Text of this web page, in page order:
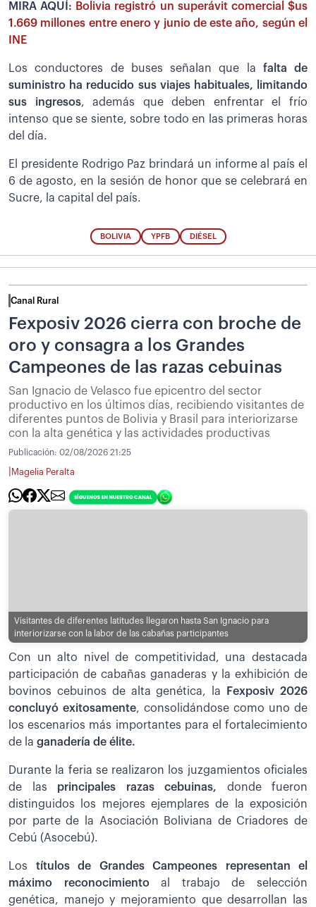
MIRA AQUÍ: Bolivia registró un superávit comercial $us
1.669 millones entre enero y junio de este año, según el
INE
Los conductores de buses señalan que la falta de
suministro ha reducido sus viajes habituales, limitando
sus ingresos, además que deben enfrentar el frío
intenso que se siente, sobre todo en las primeras horas
del día.
El presidente Rodrigo Paz brindará un informe al país el
6 de agosto, en la sesión de honor que se celebrará en
Sucre, la capital del país.
BOLIVIA YPFB DIÉSEL
Canal Rural
Fexposiv 2026 cierra con broche de
oro y consagra a los Grandes
Campeones de las razas cebuinas
San Ignacio de Velasco fue epicentro del sector
productivo en los últimos días, recibiendo visitantes de
diferentes puntos de Bolivia y Brasil para interiorizarse
con la alta genética y las actividades productivas
Publicación: 02/08/2026 21:25
Magelia Peralta
Visitantes de diferentes latitudes llegaron hasta San Ignacio para
interiorizarse con la labor de las cabañas participantes
Con un alto nivel de competitividad, una destacada
participación de cabañas ganaderas y la exhibición de
bovinos cebuinos de alta genética, la
Fexposiv 2026
concluyó exitosamente, consolidándose como uno de
los escenarios más importantes para el fortalecimiento
de la ganadería de élite.
Durante la feria se realizaron los juzgamientos oficiales
de las principales razas cebuinas, donde fueron
distinguidos los mejores ejemplares de la exposición
por parte de la Asociación Boliviana de Criadores de
Cebú (Asocebú).
Los títulos de Grandes Campeones representan el
máximo reconocimientoal trabajo de selección
genética, manejo y mejoramiento que desarrollan las